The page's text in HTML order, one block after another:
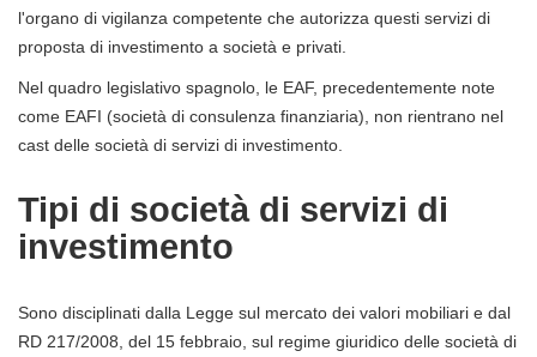
l'organo di vigilanza competente che autorizza questi servizi di
proposta di investimento a società e privati.
Nel quadro legislativo spagnolo, le EAF, precedentemente note
come EAFI (società di consulenza finanziaria), non rientrano nel
cast delle società di servizi di investimento.
Tipi di società di servizi di
investimento
Sono disciplinati dalla Legge sul mercato dei valori mobiliari e dal
RD 217/2008, del 15 febbraio, sul regime giuridico delle società di